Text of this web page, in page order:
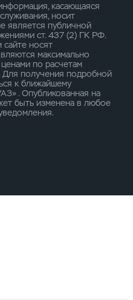
касающаяся
носит
является публичной
ст. 437 (2) ГК РФ.
носят
максимально
по расчетам
получения подробной
к ближайшему
. Опубликованная на
быть изменена в любое